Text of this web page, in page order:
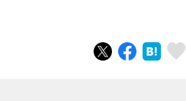
ツイートシェア はてブ